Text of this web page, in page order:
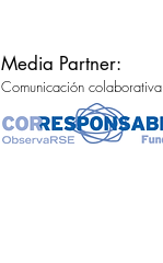
Media Partner:
Comunicación colaborativa